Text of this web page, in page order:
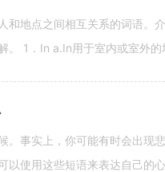
和地点之间相互关系的词语。
。 1．In a.In用于室内或室外
。事实上，你可能有时会出现
以使用这些短语来表达自己的